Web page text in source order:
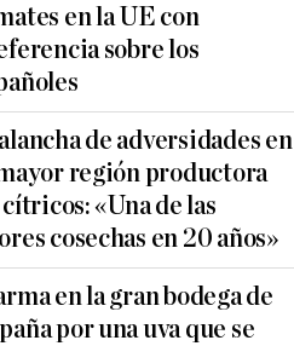
en la UE con
sobre los
de adversidades en
región productora
«Una de las
cosechas en 20 años»
en la gran bodega de
por una uva que se